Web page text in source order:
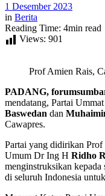
1 Desember 2023
in Berita
Reading Time: 4min read
Views: 901
Prof Amien Rais,
PADANG,
mendatang, Partai
Baswedan dan
Cawapres.
Partai yang didirikan
Umum Dr Ing H Ridho
menginstruksikan
di seluruh Indonesia